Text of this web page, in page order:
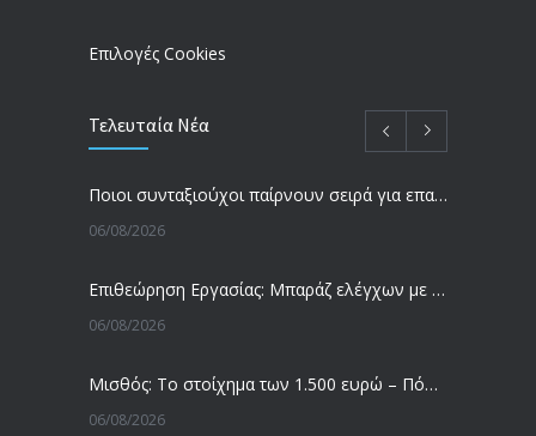
Επιλογές Cookies
Τελευταία Νέα
Ποιοι συνταξιούχοι παίρνουν σειρά για επανυπολογισμό σύνταξης με αύξηση και αναδρομικά – Οι εκκρεμότητες ανά Ταμείο
06/08/2026
Επιθεώρηση Εργασίας: Μπαράζ ελέγχων με tablets και drones
06/08/2026
Μισθός: Το στοίχημα των 1.500 ευρώ – Πόσοι εργαζόμενοι παίρνουν αυτά τα χρήματα
06/08/2026